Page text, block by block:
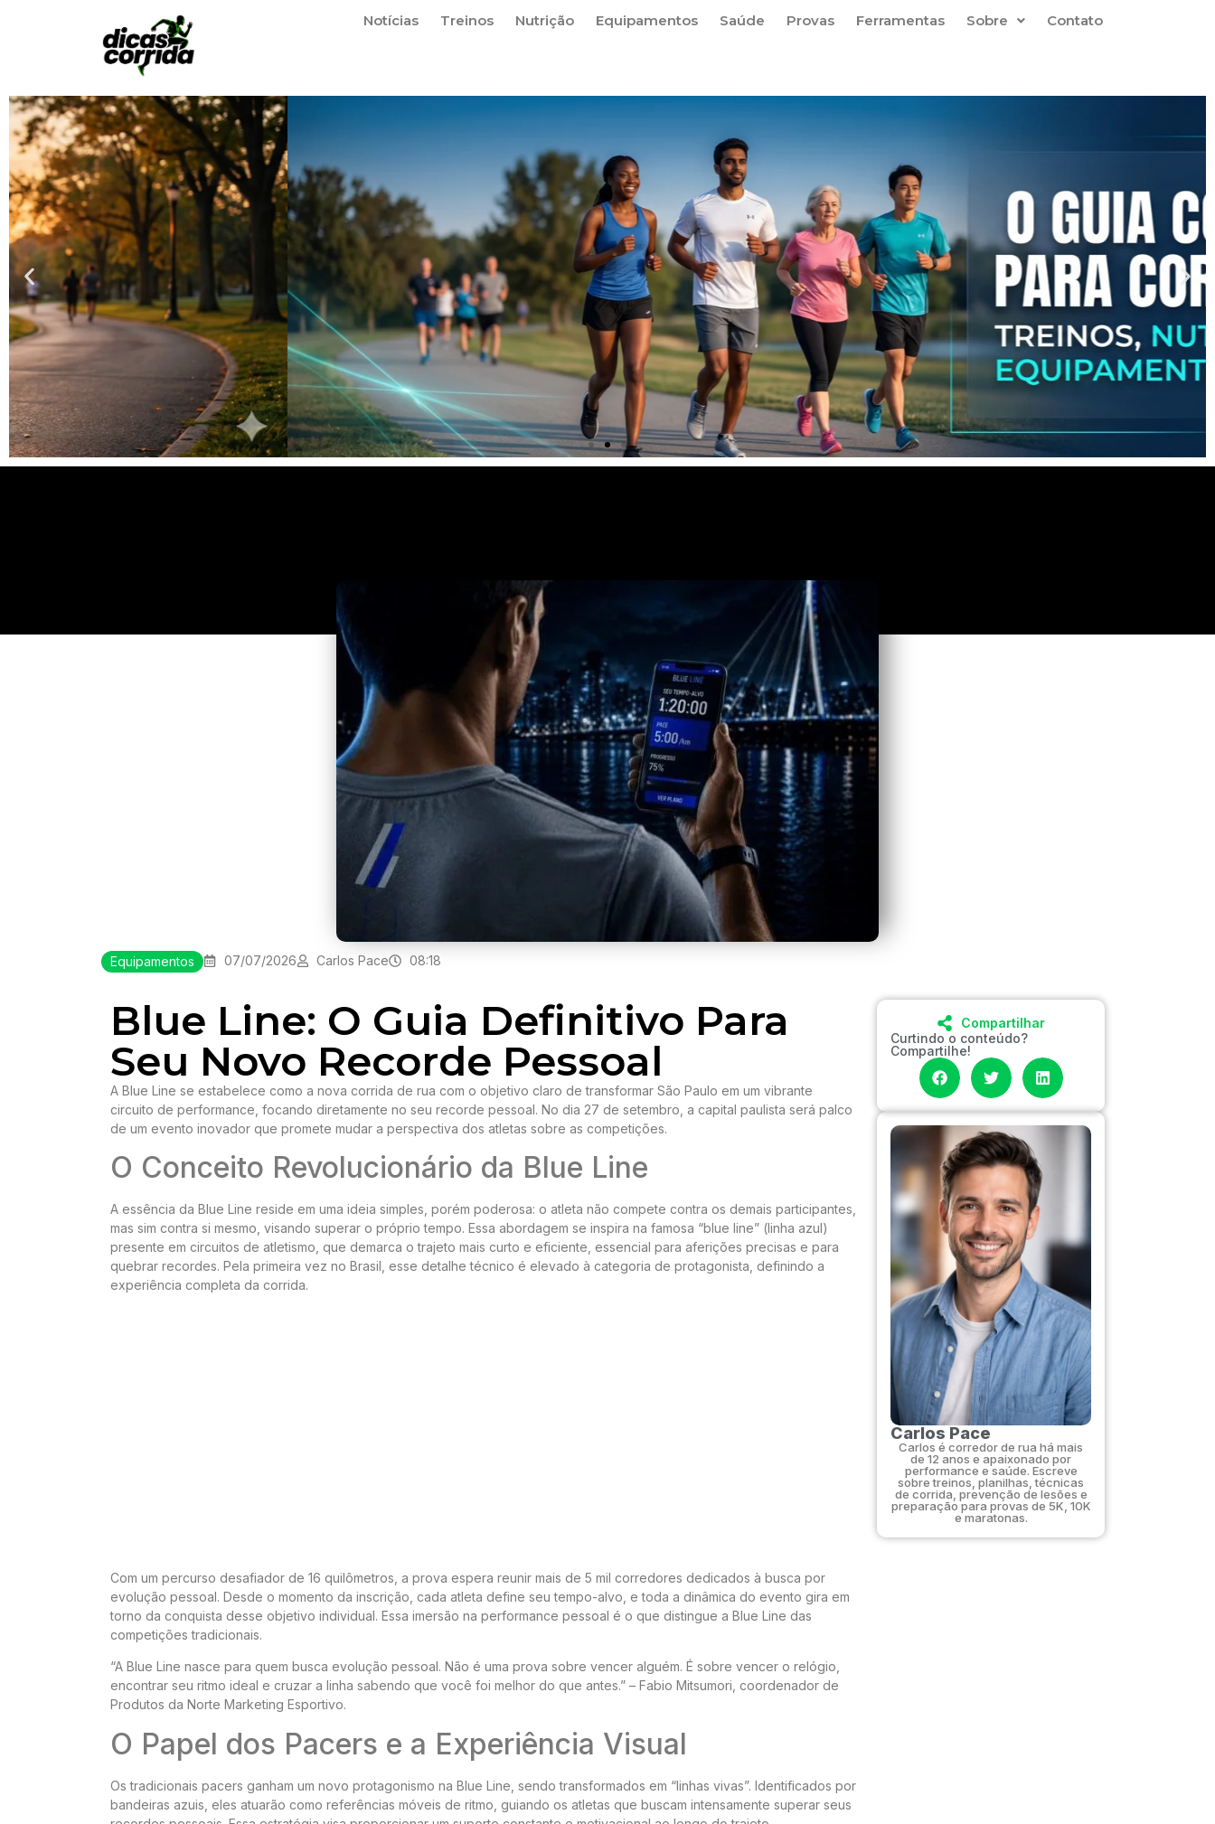
Notícias Treinos Nutrição Equipamentos Saúde Provas Ferramentas Sobre Contato
Equipamentos 07/07/2026 Carlos Pace 08:18
Blue Line: O Guia Definitivo Para
Seu Novo Recorde Pessoal
A Blue Line se estabelece como a nova corrida de rua com o objetivo claro de transformar São Paulo em um vibrante
circuito de performance, focando diretamente no seu recorde pessoal. No dia 27 de setembro, a capital paulista será palco
de um evento inovador que promete mudar a perspectiva dos atletas sobre as competições.
O Conceito Revolucionário da Blue Line
A essência da Blue Line reside em uma ideia simples, porém poderosa: o atleta não compete contra os demais participantes,
mas sim contra si mesmo, visando superar o próprio tempo. Essa abordagem se inspira na famosa “blue line” (linha azul)
presente em circuitos de atletismo, que demarca o trajeto mais curto e eficiente, essencial para aferições precisas e para
quebrar recordes. Pela primeira vez no Brasil, esse detalhe técnico é elevado à categoria de protagonista, definindo a
experiência completa da corrida.
Com um percurso desafiador de 16 quilômetros, a prova espera reunir mais de 5 mil corredores dedicados à busca por
evolução pessoal. Desde o momento da inscrição, cada atleta define seu tempo-alvo, e toda a dinâmica do evento gira em
torno da conquista desse objetivo individual. Essa imersão na performance pessoal é o que distingue a Blue Line das
competições tradicionais.
“A Blue Line nasce para quem busca evolução pessoal. Não é uma prova sobre vencer alguém. É sobre vencer o relógio,
encontrar seu ritmo ideal e cruzar a linha sabendo que você foi melhor do que antes.” – Fabio Mitsumori, coordenador de
Produtos da Norte Marketing Esportivo.
O Papel dos Pacers e a Experiência Visual
Os tradicionais pacers ganham um novo protagonismo na Blue Line, sendo transformados em “linhas vivas”. Identificados por
bandeiras azuis, eles atuarão como referências móveis de ritmo, guiando os atletas que buscam intensamente superar seus
Compartilhar
Curtindo o conteúdo?
Compartilhe!
Carlos Pace
Carlos é corredor de rua há mais
de 12 anos e apaixonado por
performance e saúde. Escreve
sobre treinos, planilhas, técnicas
de corrida, prevenção de lesões e
preparação para provas de 5K, 10K
e maratonas.